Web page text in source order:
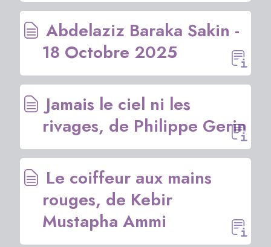
Abdelaziz Baraka Sakin -
18 Octobre 2025
Jamais le ciel ni les
rivages, de Philippe Gerin
Le coiffeur aux mains
rouges, de Kebir
Mustapha Ammi